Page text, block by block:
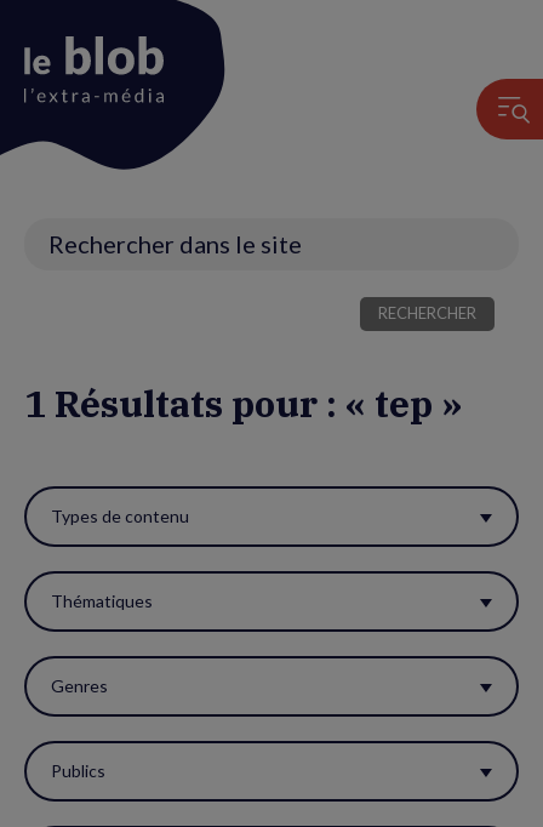
1 Résultats pour : « tep »
ces
filtres
pour
réactualiser
la
page.
Types de contenu
Thématiques
Genres
Publics